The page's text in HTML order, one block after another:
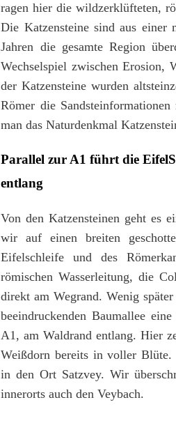
ragen hier die wildzerklüfteten,
Die Katzensteine sind aus einer
Jahren die gesamte Region
Wechselspiel zwischen Erosion,
der Katzensteine wurden
Römer die
man das Naturdenkmal
Parallel zur A1 führt die
entlang
Von den Katzensteinen geht es
wir auf einen breiten
Eifelschleife und des
römischen Wasserleitung, die
direkt am Wegrand. Wenig
beeindruckenden Baumallee
A1, am Waldrand entlang. Hier
Weißdorn bereits in voller Blüte.
in den Ort Satzvey. Wir
innerorts auch den Veybach.